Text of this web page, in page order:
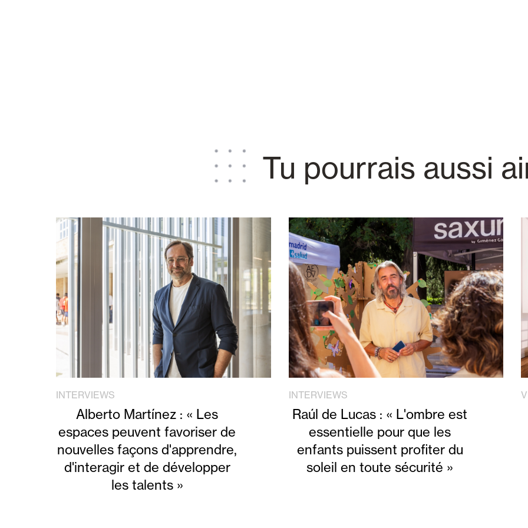
Tu pourrais aussi
INTERVIEWS
Alberto Martínez : « Les
espaces peuvent favoriser de
nouvelles façons d'apprendre,
d'interagir et de développer
les talents »
INTERVIEWS
Raúl de Lucas : « L'ombre est
essentielle pour que les
enfants puissent profiter du
soleil en toute sécurité »